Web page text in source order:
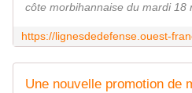
côte morbihannaise du mardi 18
Une nouvelle promotion de